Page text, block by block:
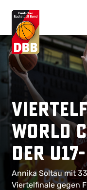
World
der
Annika Soltau mit
Viertelfinale gegen